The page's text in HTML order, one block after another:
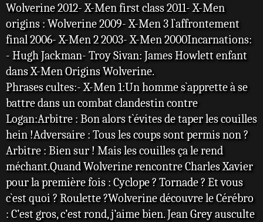
Wolverine 2012- X-Men first class 2011- X-Men
origins : Wolverine 2009- X-Men 3 l`affrontement
final 2006- X-Men 2 2003- X-Men 2000Incarnations:
- Hugh Jackman- Troy Sivan: James Howlett enfant
dans X-Men Origins Wolverine.
Phrases cultes:- X-Men 1:Un homme s`apprette à se
battre dans un combat clandestin contre
Logan:Arbitre : Bon alors t`évites de taper les couilles
hein !Adversaire : Tous les coups sont permis non ?
Arbitre : Bien sur ! Mais les couilles ça le rend
méchant.Quand Wolverine rencontre Charles Xavier
pour la première fois : Cyclope ? Tornade ? Et vous
c`est quoi ? Roulette ?Wolverine découvre le Cérébro
: C’est gros, c’est rond, j’aime bien. Jean Grey ausculte